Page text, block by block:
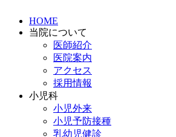
HOME
当院について
医師紹介
医院案内
アクセス
採用情報
小児科
小児外来
小児予防接種
乳幼児健診